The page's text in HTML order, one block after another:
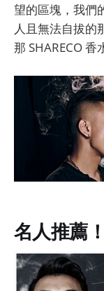
望的區塊，我們
人且無法自拔的
那 SHARECO 香
名人推薦！